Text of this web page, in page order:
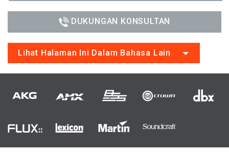
DUKUNGAN KONSULTAN
Lihat Halaman Ini Dalam Bahasa Lain